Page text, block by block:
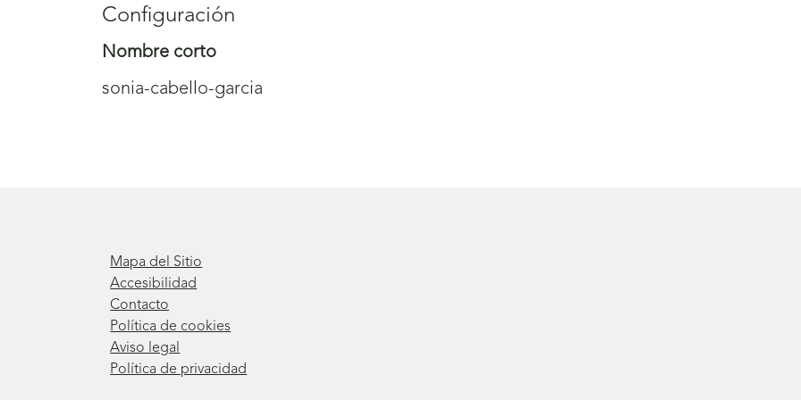
Configuración
Nombre corto
sonia-cabello-garcia
Mapa del Sitio
Accesibilidad
Contacto
Política de cookies
Aviso legal
Política de privacidad